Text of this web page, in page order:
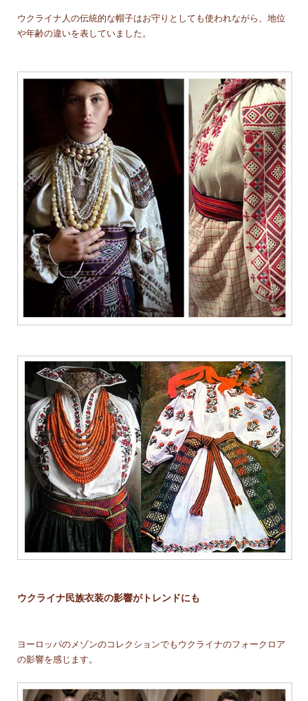
ウクライナ人の伝統的な帽子はお守りとしても使われながら、地位
や年齢の違いを表していました。
ウクライナ民族衣装の影響がトレンドにも
ヨーロッパのメゾンのコレクションでもウクライナのフォークロア
の影響を感じます。